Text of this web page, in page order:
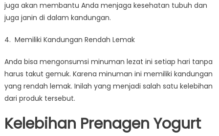
juga akan membantu Anda menjaga kesehatan tubuh dan
juga janin di dalam kandungan.
4. Memiliki Kandungan Rendah Lemak
Anda bisa mengonsumsi minuman lezat ini setiap hari tanpa
harus takut gemuk. Karena minuman ini memiliki kandungan
yang rendah lemak. Inilah yang menjadi salah satu kelebihan
dari produk tersebut.
Kelebihan Prenagen Yogurt